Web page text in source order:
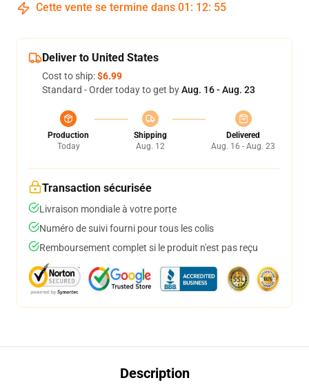
Cette vente se termine dans 01 : 12: 54
Deliver to United States
Cost to ship:$6.99
Standard - Order today to get byAug. 16 - Aug. 23
Production
Today
Shipping
Aug. 12
Delivered
Aug. 16 - Aug. 23
Transaction sécurisée
Livraison mondiale à votre porte
Numéro de suivi fourni pour tous les colis
Remboursement complet si le produit n'est pas reçu
Description